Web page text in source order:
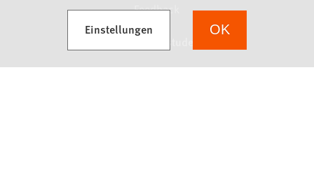
Feedback
Einstellungen
(Öffnet in einem neuen Tab) OK